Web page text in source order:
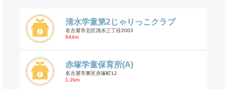
清水学童第2じゃりっこクラブ
名古屋市北区清水三丁目2003
644m
赤塚学童保育所(A)
名古屋市東区赤塚町12
1.2km